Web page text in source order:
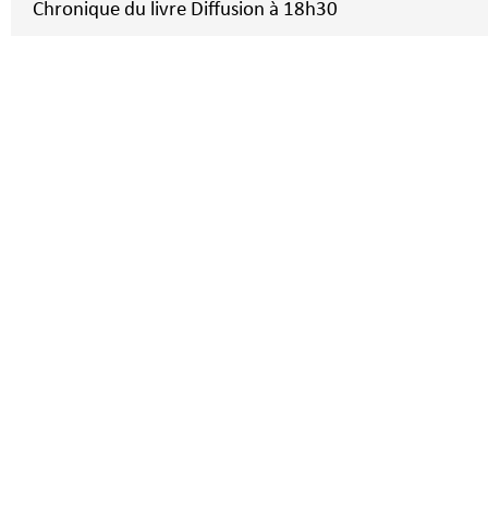
Chronique du livre Diffusion à 18h30